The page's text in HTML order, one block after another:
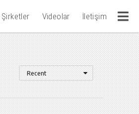
Şirketler Videolar İletişim
Recent